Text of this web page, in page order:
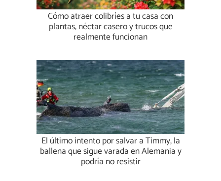
Cómo atraer colibríes a tu casa con
plantas, néctar casero y trucos que
realmente funcionan
El último intento por salvar a Timmy, la
ballena que sigue varada en Alemania y
podría no resistir